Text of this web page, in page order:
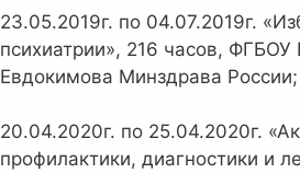
23.05.2019г. по 04.07.2019г.
психиатрии», 216 часов,
Евдокимова Минздрава России;
20.04.2020г. по 25.04.2020г.
профилактики, диагностики и